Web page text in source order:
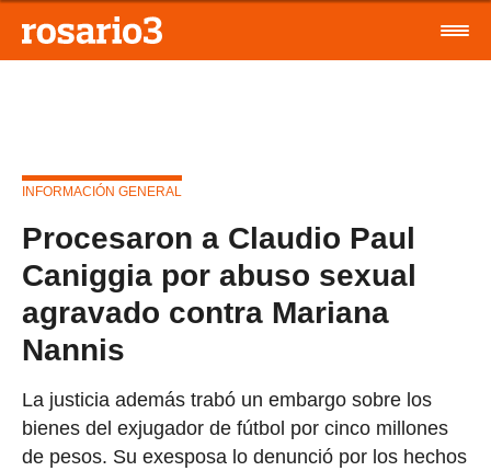
INFORMACIÓN GENERAL
Procesaron a Claudio Paul
Caniggia por abuso sexual
agravado contra Mariana
Nannis
La justicia además trabó un embargo sobre los
bienes del exjugador de fútbol por cinco millones
de pesos. Su exesposa lo denunció por los hechos